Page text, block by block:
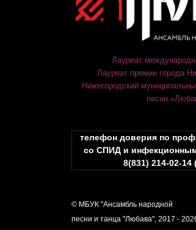
Лауреат
Лауреат премии города
Нижегородский
песни
телефон доверия по
со СПИД и
8(831) 214-02-14
© МБУК "Ансамбль народной
песни и танца "Любава", 2017 -